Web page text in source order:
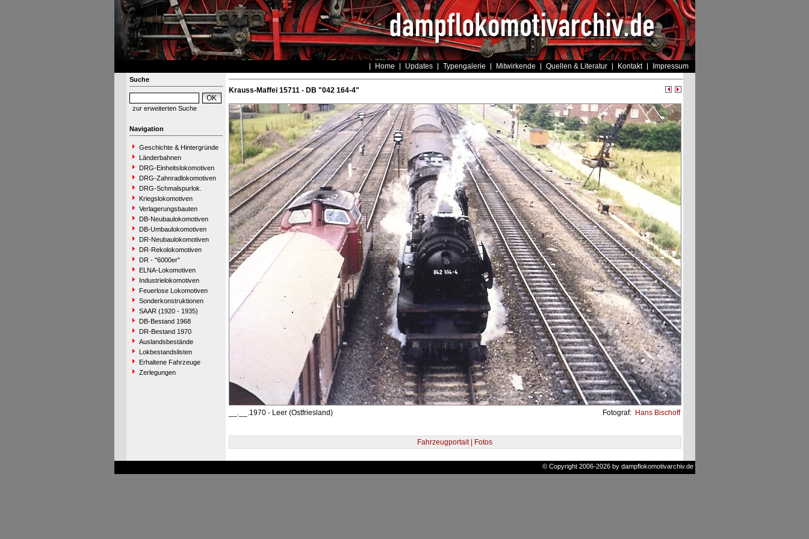
Home Updates Typengalerie Mitwirkende Quellen & Literatur Kontakt Impressum
Suche
zur erweiterten Suche
Navigation
Geschichte & Hintergründe
Länderbahnen
DRG-Einheitslokomotiven
DRG-Zahnradlokomotiven
DRG-Schmalspurlok.
Kriegslokomotiven
Verlagerungsbauten
DB-Neubaulokomotiven
DB-Umbaulokomotiven
DR-Neubaulokomotiven
DR-Rekolokomotiven
DR - "6000er"
ELNA-Lokomotiven
Industrielokomotiven
Feuerlose Lokomotiven
Sonderkonstruktionen
SAAR (1920 - 1935)
DB-Bestand 1968
DR-Bestand 1970
Auslandsbestände
Lokbestandslisten
Erhaltene Fahrzeuge
Zerlegungen
Krauss-Maffei 15711 - DB "042 164-4"
__.__.1970 - Leer (Ostfriesland) Fotograf: Hans Bischoff
Fahrzeugportait | Fotos
© Copyright 2006-2026 by dampflokomotivarchiv.de